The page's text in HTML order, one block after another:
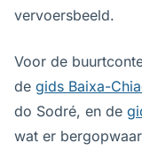
vervoersbeeld.
Voor de
de gids Baixa-
do Sodré, en de
wat er